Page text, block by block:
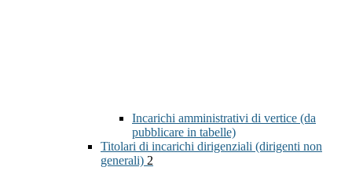
Incarichi amministrativi di vertice (da
pubblicare in tabelle)
Titolari di incarichi dirigenziali (dirigenti non
generali) 2